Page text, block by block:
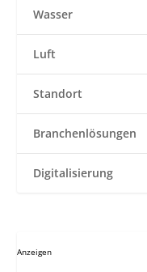
Wasser
Luft
Standort
Branchenlösungen
Digitalisierung
Anzeigen